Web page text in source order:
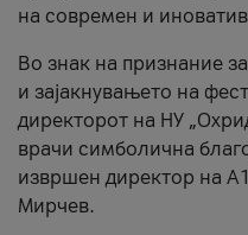
на современ и
Во знак на признание
и зајакнувањето на
директорот на НУ
врачи симболична
извршен директор на
Мирчев.